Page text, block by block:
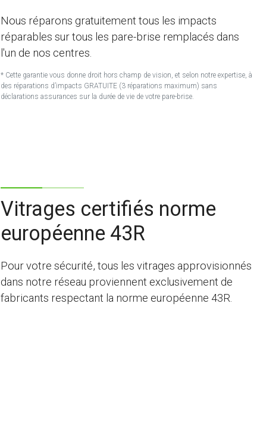
Nous réparons gratuitement tous les impacts
réparables sur tous les pare-brise remplacés dans
l'un de nos centres.
* Cette garantie vous donne droit hors champ de vision, et selon notre expertise, à
des réparations d’impacts GRATUITE (3 réparations maximum) sans
déclarations assurances sur la durée de vie de votre pare-brise.
Vitrages certifiés norme
européenne 43R
Pour votre sécurité, tous les vitrages approvisionnés
dans notre réseau proviennent exclusivement de
fabricants respectant la norme européenne 43R.